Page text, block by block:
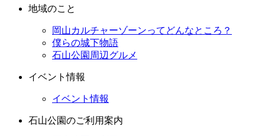
地域のこと
岡山カルチャーゾーンってどんなところ？
僕らの城下物語
石山公園周辺グルメ
イベント情報
イベント情報
石山公園のご利用案内